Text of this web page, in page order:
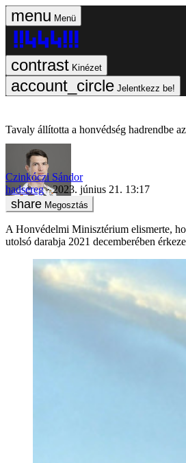
Menü
Kinézet
Jelentkezz be!
Tavaly állította a honvédség hadrendbe
Czinkóczi Sándor
hadsereg
2023. június 21. 13:17
Megosztás
A Honvédelmi Minisztérium elismerte,
utolsó darabja 2021 decemberében